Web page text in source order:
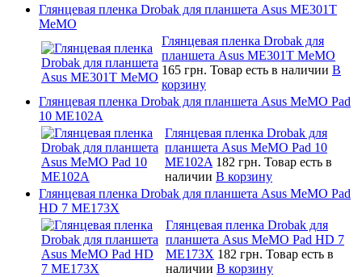
Глянцевая пленка Drobak для планшета Asus ME301T
MeMO
Глянцевая пленка Drobak для
планшета Asus ME301T MeMO
165 грн. Товар есть в наличии В
корзину
Глянцевая пленка Drobak для планшета Asus MeMO Pad
10 ME102A
Глянцевая пленка Drobak для
планшета Asus MeMO Pad 10
ME102A 182 грн. Товар есть в
наличии В корзину
Глянцевая пленка Drobak для планшета Asus MeMO Pad
HD 7 ME173X
Глянцевая пленка Drobak для
планшета Asus MeMO Pad HD 7
ME173X 182 грн. Товар есть в
наличии В корзину